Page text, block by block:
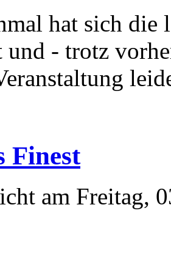
hat sich die
und - trotz
Finest
am Freitag,